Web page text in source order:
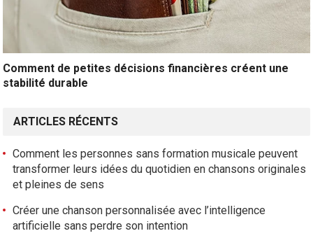
Comment de petites décisions financières créent une
stabilité durable
ARTICLES RÉCENTS
Comment les personnes sans formation musicale peuvent
transformer leurs idées du quotidien en chansons originales
et pleines de sens
Créer une chanson personnalisée avec l’intelligence
artificielle sans perdre son intention